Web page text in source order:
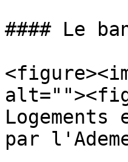
#### Le
par